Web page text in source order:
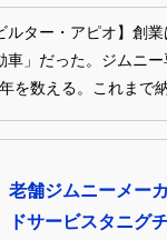
ルター・アピオ】創
車」だった。ジムニ
を数える。これまで
だ。
老舗ジムニーメー
ドサービスタニグ